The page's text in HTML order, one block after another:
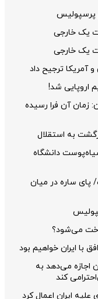
پرسپولیس
یک خارجی
یک خارجی
آمریکا ترجیح داد
اروپایی شد!
زمان آن فرا رسیده
به استقلال
دانشگاه
پای ساره در میان
می‌شود؟
ایران خواهیم بود
اجازه می‌دهد به
کند
ایران اعمال کرد